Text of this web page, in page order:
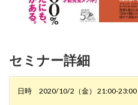
セミナー詳細
日時 2020/10/2（金） 21:00-23:00